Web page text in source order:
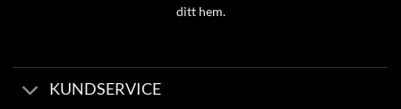
ditt hem.
KUNDSERVICE